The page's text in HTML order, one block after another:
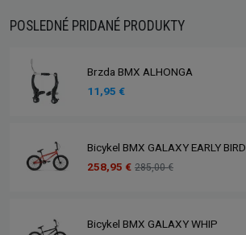
POSLEDNÉ PRIDANÉ PRODUKTY
Brzda BMX ALHONGA
11,95 €
Bicykel BMX GALAXY EARLY BIRD
258,95 € 285,00 €
Bicykel BMX GALAXY WHIP